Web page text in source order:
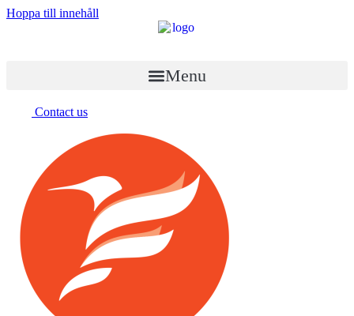
Hoppa till innehåll
Menu
Contact us